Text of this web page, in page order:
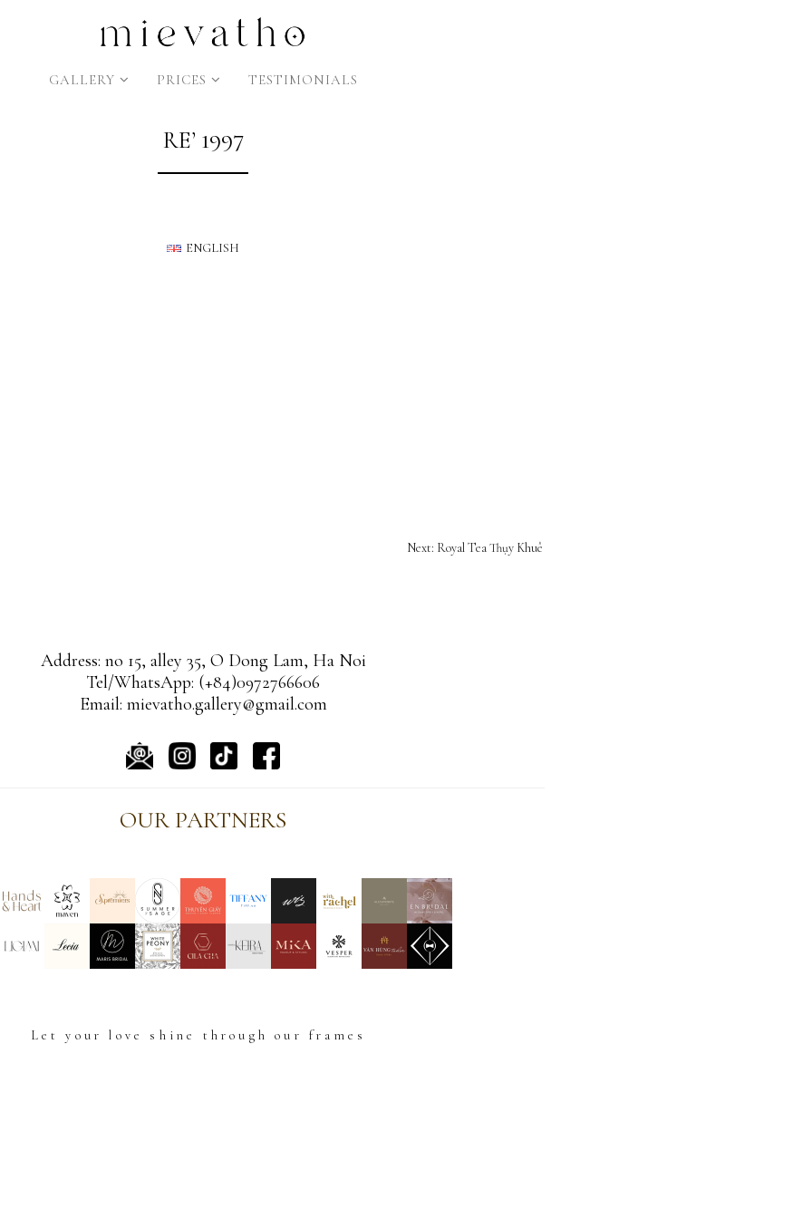
GALLERY PRICES TESTIMONIALS
RE’ 1997
ENGLISH
Next: Royal Tea Thụy Khuê
Address: no 15, alley 35, O Dong Lam, Ha Noi
Tel/WhatsApp: (+84)0972766606
Email: mievatho.gallery@gmail.com
OUR PARTNERS
Let your love shine through our frames